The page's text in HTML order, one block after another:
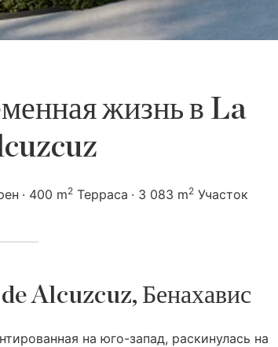
жизнь в La
400 m2Терраса 3 083 m2Участок
Alcuzcuz, Бенахавис
на юго-запад, раскинулась на